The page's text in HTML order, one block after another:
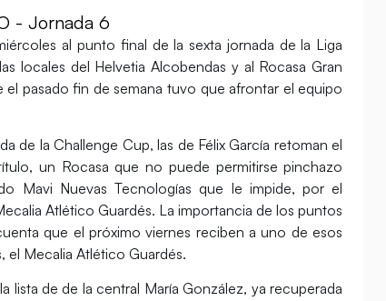
- Jornada 6
al punto final de la sexta jornada de la Liga
locales del Helvetia Alcobendas y al Rocasa Gran
pasado fin de semana tuvo que afrontar el equipo
de laChallenge Cup, las de Félix García retoman el
un Rocasa que no puede permitirse pinchazo
Mavi Nuevas Tecnologíasque le impide, por el
Atlético Guardés. La importancia de los puntos
que el próximo viernes reciben a uno de esos
Mecalia Atlético Guardés.
lista de de la central María González, ya recuperada